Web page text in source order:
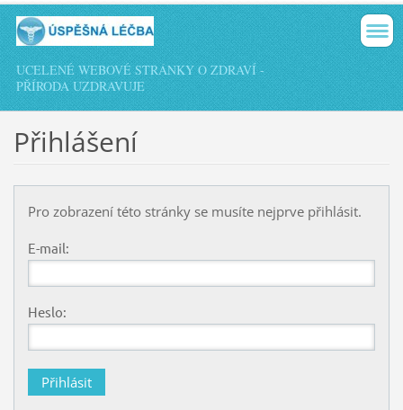
UCELENÉ WEBOVÉ STRÁNKY O ZDRAVÍ -
PŘÍRODA UZDRAVUJE
Přihlášení
Pro zobrazení této stránky se musíte nejprve přihlásit.
E-mail:
Heslo: